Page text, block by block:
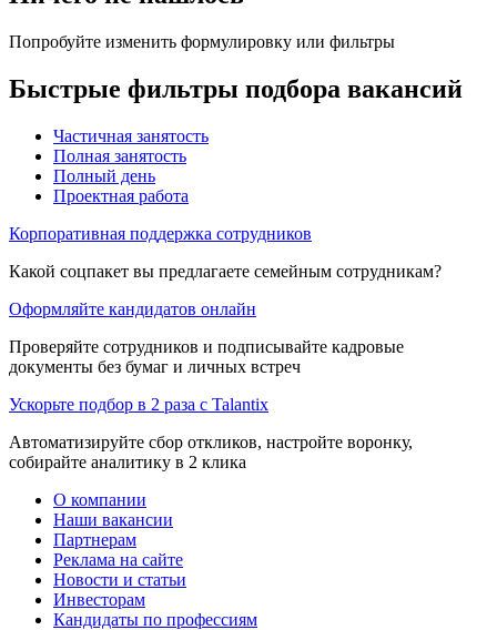
Попробуйте изменить формулировку или фильтры
Быстрые фильтры подбора вакансий
Частичная занятость
Полная занятость
Полный день
Проектная работа
Корпоративная поддержка сотрудников
Какой соцпакет вы предлагаете семейным сотрудникам?
Оформляйте кандидатов онлайн
Проверяйте сотрудников и подписывайте кадровые
документы без бумаг и личных встреч
Ускорьте подбор в 2 раза с Talantix
Автоматизируйте сбор откликов, настройте воронку,
собирайте аналитику в 2 клика
О компании
Наши вакансии
Партнерам
Реклама на сайте
Новости и статьи
Инвесторам
Кандидаты по профессиям